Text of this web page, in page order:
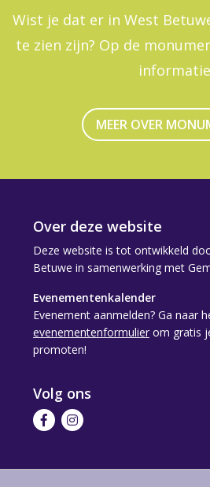
Wist je dat er in West
te zien zijn? Op de
MEER OVER
Over deze website
Deze website is tot ontwikkeld
Betuwe in samenwerking met
Evenementenkalender
Evenement aanmelden? Ga naar
evenementenformulier om gratis
promoten!
Volg ons
Volg Volg